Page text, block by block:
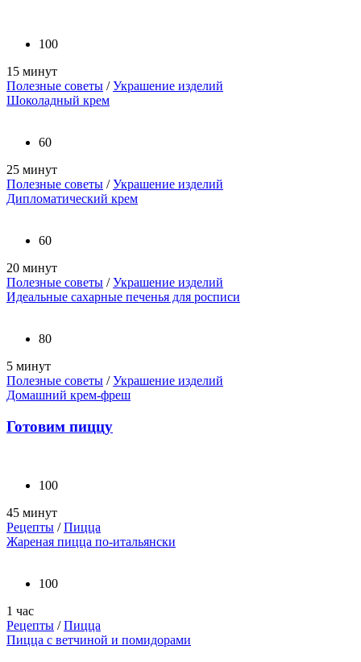
100
15 минут
Полезные советы /Украшение изделий
Шоколадный крем
60
25 минут
Полезные советы /Украшение изделий
Дипломатический крем
60
20 минут
Полезные советы /Украшение изделий
Идеальные сахарные печенья для росписи
80
5 минут
Полезные советы /Украшение изделий
Домашний крем-фреш
Готовим пиццу
100
45 минут
Рецепты /Пицца
Жареная пицца по-итальянски
100
1 час
Рецепты /Пицца
Пицца с ветчиной и помидорами